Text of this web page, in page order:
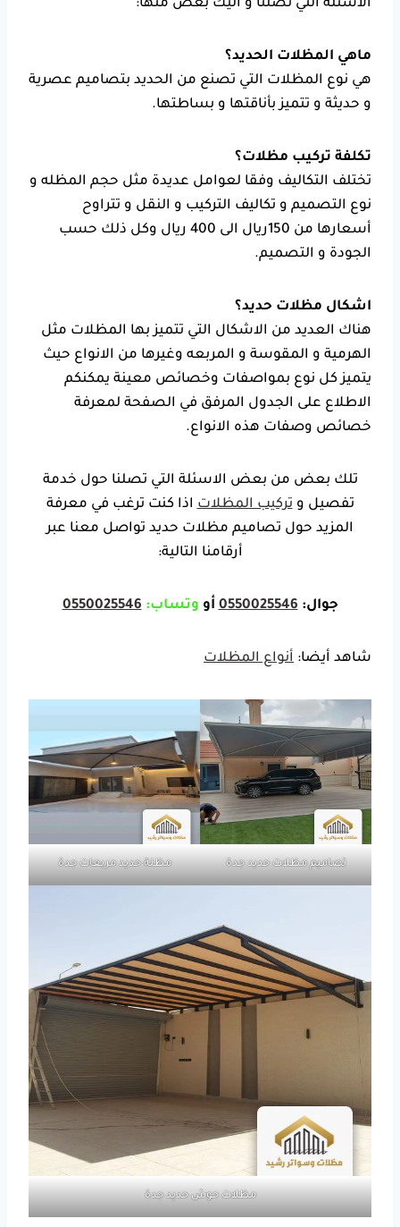
الاسئلة التي تصلنا و اليك بعض منها:
ماهي المظلات الحديد؟
هي نوع المظلات التي تصنع من الحديد بتصاميم عصرية
و حديثة و تتميز بأناقتها و بساطتها.
تكلفة تركيب مظلات؟
تختلف التكاليف وفقا لعوامل عديدة مثل حجم المظله و
نوع التصميم و تكاليف التركيب و النقل و تتراوح
أسعارها من 150ريال الى 400 ريال وكل ذلك حسب
الجودة و التصميم.
اشكال مظلات حديد؟
هناك العديد من الاشكال التي تتميز بها المظلات مثل
الهرمية و المقوسة و المربعه وغيرها من الانواع حيث
يتميز كل نوع بمواصفات وخصائص معينة يمكنكم
الاطلاع على الجدول المرفق في الصفحة لمعرفة
خصائص وصفات هذه الانواع.
تلك بعض من بعض الاسئلة التي تصلنا حول خدمة
تفصيل وتركيب المظلاتاذا كنت ترغب في معرفة
المزيد حول تصاميم مظلات حديد تواصل معنا عبر
أرقامنا التالية:
جوال: 0550025546أو وتساب: 0550025546
شاهد أيضا: أنواع المظلات
تصاميم مظلات حديد جدة مظلة حديد مربعات جدة
مظلات حوش حديد جدة